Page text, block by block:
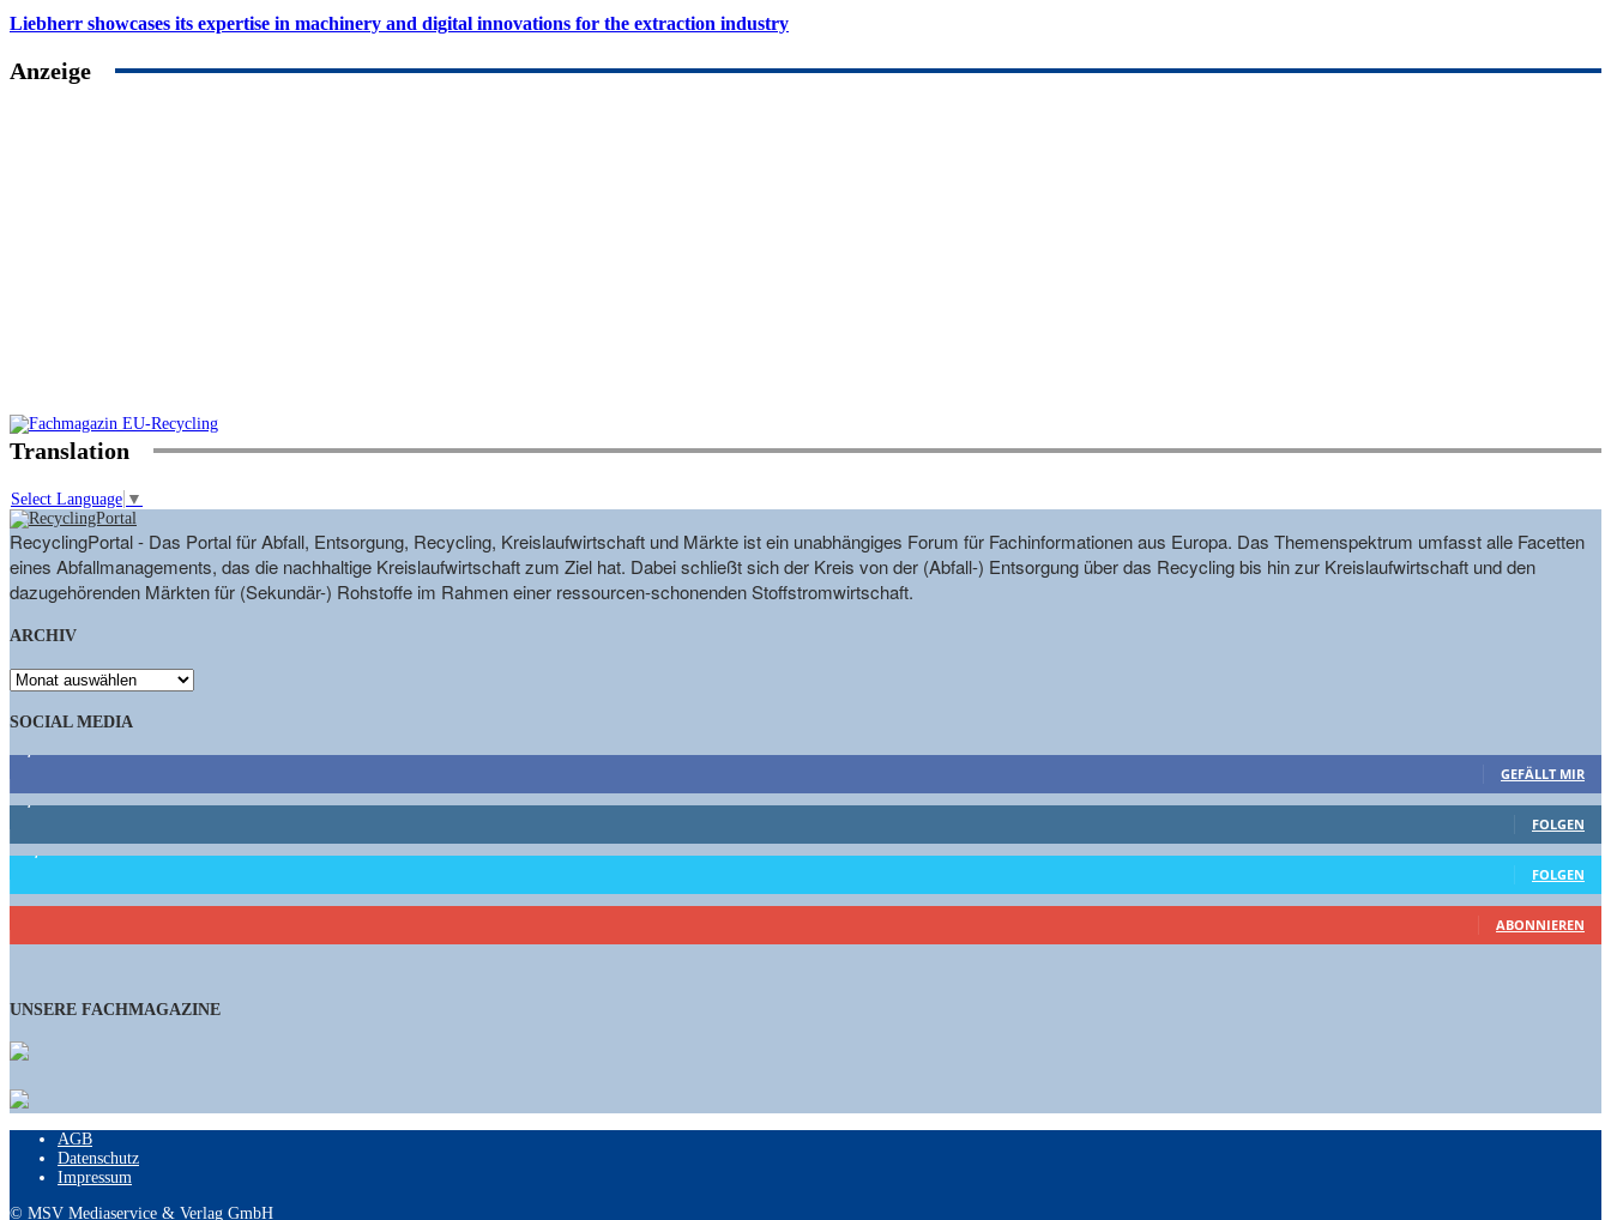
Liebherr showcases its expertise in machinery and digital innovations for the extraction industry
Anzeige
Translation
Select Language ▼
RecyclingPortal - Das Portal für Abfall, Entsorgung, Recycling, Kreislaufwirtschaft und Märkte ist ein unabhängiges Forum für Fachinformationen aus Europa. Das Themenspektrum umfasst alle Facetten
eines Abfallmanagements, das die nachhaltige Kreislaufwirtschaft zum Ziel hat. Dabei schließt sich der Kreis von der (Abfall-) Entsorgung über das Recycling bis hin zur Kreislaufwirtschaft und den
dazugehörenden Märkten für (Sekundär-) Rohstoffe im Rahmen einer ressourcen-schonenden Stoffstromwirtschaft.
ARCHIV
ARCHIV
SOCIAL MEDIA
GEFÄLLT MIR
1,662 Follower
FOLGEN
15,658 Follower
FOLGEN
460 Abonnenten
ABONNIEREN
UNSERE FACHMAGAZINE
AGB
Datenschutz
Impressum
© MSV Mediaservice & Verlag GmbH